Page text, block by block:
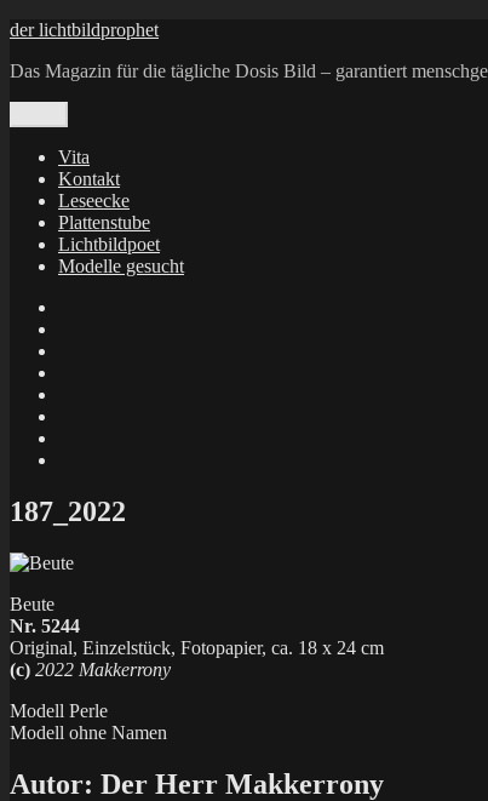
Zum
springen
der lichtbildprophet
Das Magazin für die tägliche Dosis Bild – garantiert
Vita
Kontakt
Leseecke
Plattenstube
Lichtbildpoet
Modelle gesucht
X
187_2022
Beute
Nr. 5244
Original, Einzelstück, Fotopapier, ca. 18 x 24 cm
(c) 2022 Makkerrony
Modell Perle
Modell ohne Namen
Autor: Der Herr Makkerrony